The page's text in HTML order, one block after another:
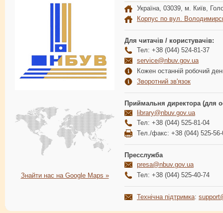
Знайти нас на Google Maps »
Україна, 03039, м. Київ,
Корпус по вул.
Для читачів / користувачів:
Тел: +38 (044) 524-81-37
service@nbuv.gov.ua
Кожен останній робочий
Зворотний зв'язок
Приймальня директора (для
library@nbuv.gov.ua
Тел: +38 (044) 525-81-04
Тел./факс: +38 (044) 525-56-
Пресслужба
presa@nbuv.gov.ua
Тел: +38 (044) 525-40-74
Технічна підтримка: